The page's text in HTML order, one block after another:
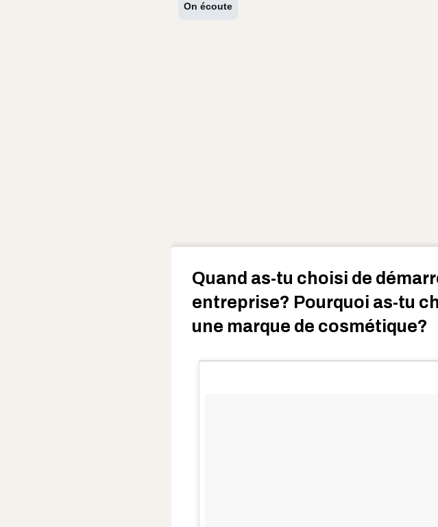
On écoute
Quand as-tu choisi de
entreprise? Pourquoi as-tu
une marque de cosmétique?